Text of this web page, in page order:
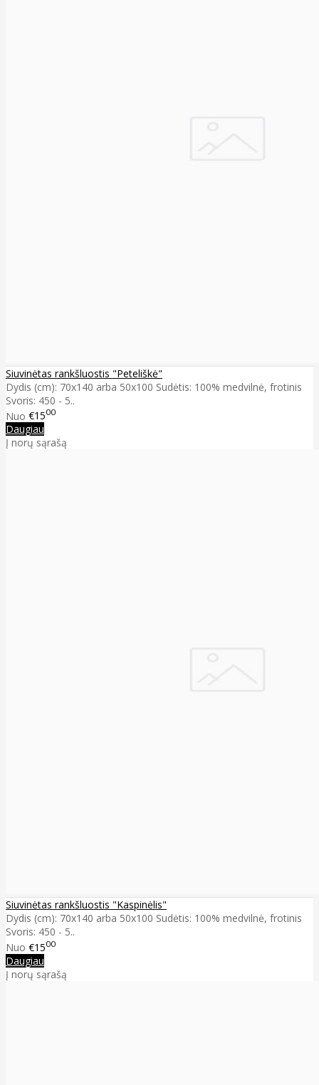
Siuvinėtas rankšluostis "Peteliškė"
Dydis (cm): 70x140 arba 50x100 Sudėtis: 100% medvilnė, frotinis
Svoris: 450 - 5..
Nuo €1500
Daugiau
Į norų sąrašą
Siuvinėtas rankšluostis "Kaspinėlis"
Dydis (cm): 70x140 arba 50x100 Sudėtis: 100% medvilnė, frotinis
Svoris: 450 - 5..
Nuo €1500
Daugiau
Į norų sąrašą